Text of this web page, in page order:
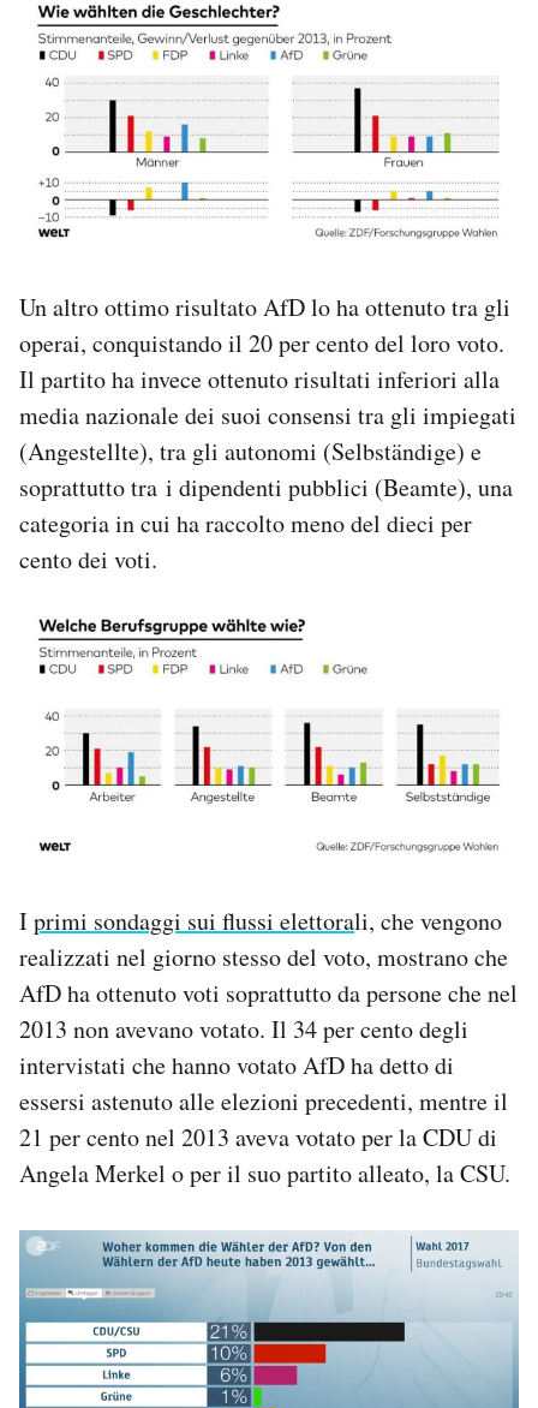
Un altro ottimo risultato AfD lo ha ottenuto tra gli
operai, conquistando il 20 per cento del loro voto.
Il partito ha invece ottenuto risultati inferiori alla
media nazionale dei suoi consensi tra gli impiegati
(Angestellte), tra gli autonomi (Selbständige) e
soprattutto tra i dipendenti pubblici (Beamte), una
categoria in cui ha raccolto meno del dieci per
cento dei voti.
Iprimi sondaggi sui flussi elettorali, che vengono
realizzati nel giorno stesso del voto, mostrano che
AfD ha ottenuto voti soprattutto da persone che nel
2013 non avevano votato. Il 34 per cento degli
intervistati che hanno votato AfD ha detto di
essersi astenuto alle elezioni precedenti, mentre il
21 per cento nel 2013 aveva votato per la CDU di
Angela Merkel o per il suo partito alleato, la CSU.